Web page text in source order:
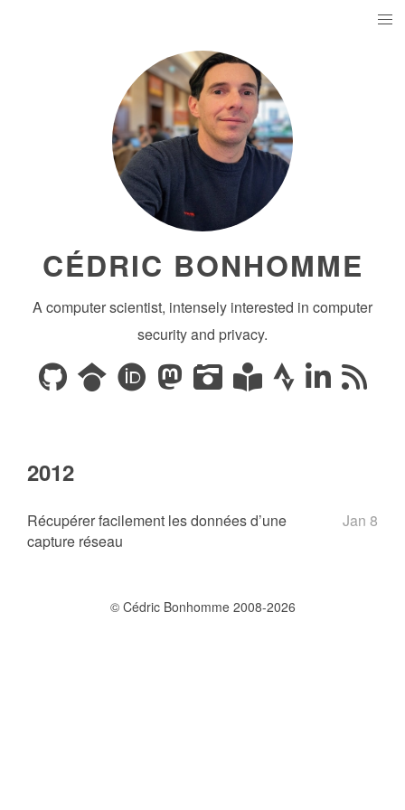
CÉDRIC BONHOMME
A computer scientist, intensely interested in computer
security and privacy.
2012
Récupérer facilement les données d’une
capture réseau
Jan 8
© Cédric Bonhomme 2008-2026